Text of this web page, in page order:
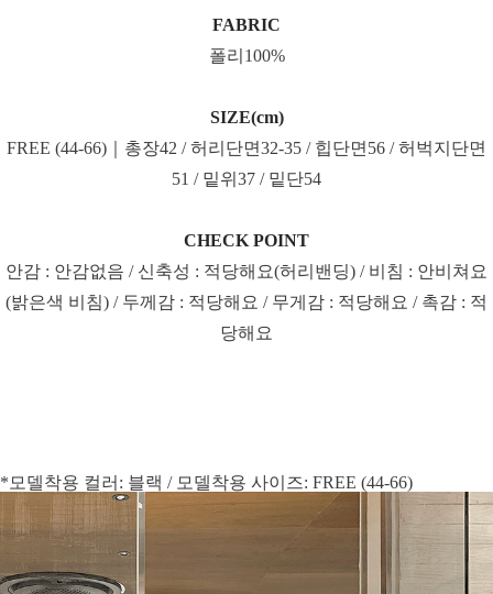
FABRIC
폴리100%
SIZE(cm)
FREE (44-66)｜총장42 / 허리단면32-35 / 힙단면56 / 허벅지단면
51 / 밑위37 / 밑단54
CHECK POINT
안감 : 안감없음 / 신축성 : 적당해요(허리밴딩) / 비침 : 안비쳐요
(밝은색 비침) / 두께감 : 적당해요 / 무게감 : 적당해요 / 촉감 : 적
당해요
*모델착용 컬러: 블랙 / 모델착용 사이즈: FREE (44-66)